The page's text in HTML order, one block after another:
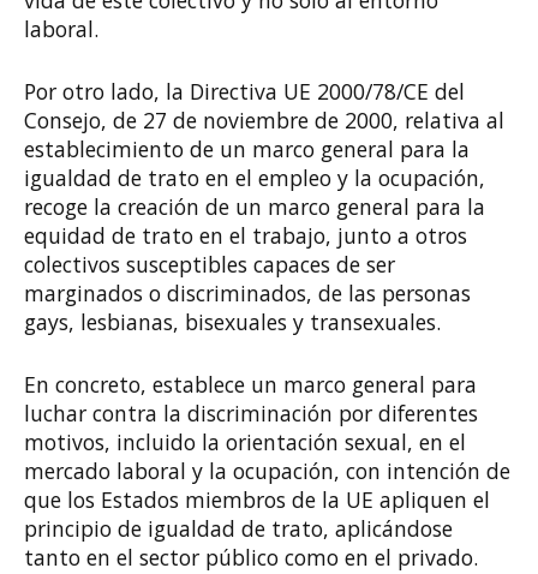
laboral.
Por otro lado, la Directiva UE 2000/78/CE del
Consejo, de 27 de noviembre de 2000, relativa al
establecimiento de un marco general para la
igualdad de trato en el empleo y la ocupación,
recoge la creación de un marco general para la
equidad de trato en el trabajo, junto a otros
colectivos susceptibles capaces de ser
marginados o discriminados, de las personas
gays, lesbianas, bisexuales y transexuales.
En concreto, establece un marco general para
luchar contra la discriminación por diferentes
motivos, incluido la orientación sexual, en el
mercado laboral y la ocupación, con intención de
que los Estados miembros de la UE apliquen el
principio de igualdad de trato, aplicándose
tanto en el sector público como en el privado.